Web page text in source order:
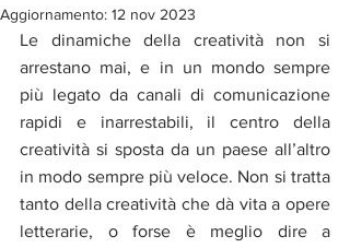
Aggiornamento: 12 nov 2023
Le dinamiche della creatività non si
arrestano mai, e in un mondo sempre
più legato da canali di comunicazione
rapidi e inarrestabili, il centro della
creatività si sposta da un paese all’altro
in modo sempre più veloce. Non si tratta
tanto della creatività che dà vita a opere
letterarie, o forse è meglio dire a